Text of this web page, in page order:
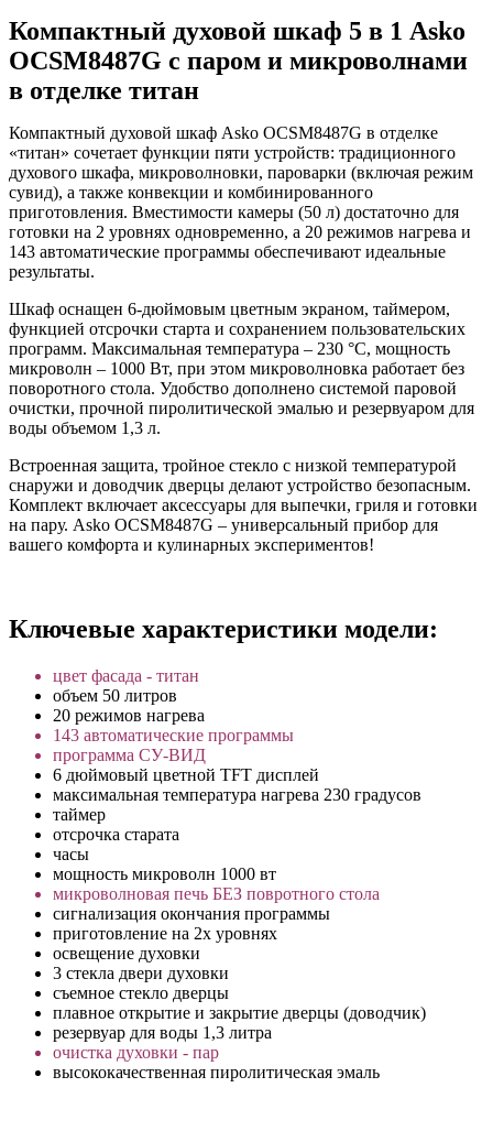
Компактный духовой шкаф 5 в 1 Asko
OCSM8487G с паром и микроволнами
в отделке титан
Компактный духовой шкаф Asko OCSM8487G в отделке
«титан» сочетает функции пяти устройств: традиционного
духового шкафа, микроволновки, пароварки (включая режим
сувид), а также конвекции и комбинированного
приготовления. Вместимости камеры (50 л) достаточно для
готовки на 2 уровнях одновременно, а 20 режимов нагрева и
143 автоматические программы обеспечивают идеальные
результаты.
Шкаф оснащен 6-дюймовым цветным экраном, таймером,
функцией отсрочки старта и сохранением пользовательских
программ. Максимальная температура – 230 °C, мощность
микроволн – 1000 Вт, при этом микроволновка работает без
поворотного стола. Удобство дополнено системой паровой
очистки, прочной пиролитической эмалью и резервуаром для
воды объемом 1,3 л.
Встроенная защита, тройное стекло с низкой температурой
снаружи и доводчик дверцы делают устройство безопасным.
Комплект включает аксессуары для выпечки, гриля и готовки
на пару. Asko OCSM8487G – универсальный прибор для
вашего комфорта и кулинарных экспериментов!
Ключевые характеристики модели:
цвет фасада - титан
объем 50 литров
20 режимов нагрева
143 автоматические программы
программа СУ-ВИД
6 дюймовый цветной TFT дисплей
максимальная температура нагрева 230 градусов
таймер
отсрочка старата
часы
мощность микроволн 1000 вт
микроволновая печь БЕЗ повротного стола
сигнализация окончания программы
приготовление на 2х уровнях
освещение духовки
3 стекла двери духовки
съемное стекло дверцы
плавное открытие и закрытие дверцы (доводчик)
резервуар для воды 1,3 литра
очистка духовки - пар
высококачественная пиролитическая эмаль